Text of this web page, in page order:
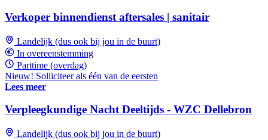
Verkoper binnendienst aftersales | sanitair
Landelijk (dus ook bij jou in de buurt)
In overeenstemming
Parttime (overdag)
Nieuw! Solliciteer als één van de eersten
Lees meer
Verpleegkundige Nacht Deeltijds - WZC Dellebron
Landelijk (dus ook bij jou in de buurt)